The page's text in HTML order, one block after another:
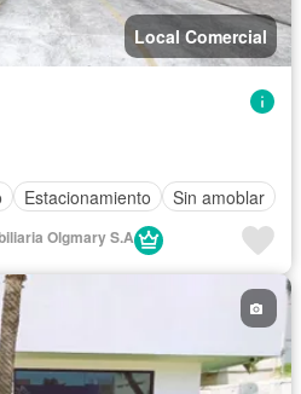
Local Comercial
Estacionamiento Sin amoblar
Olgmary S.A